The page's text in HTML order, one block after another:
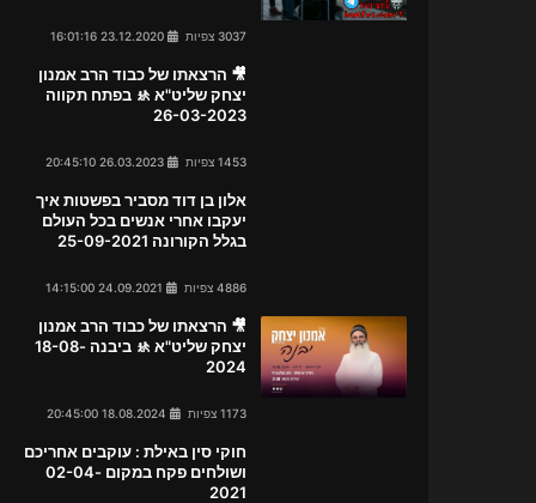
3037 צפיות
🎥 הרצאתו של כבוד הרב אמנון
יצחק שליט"א 🚸 בפתח תקווה
26-03-2023
1453 צפיות
אלון בן דוד מסביר בפשטות איך
יעקבו אחרי אנשים בכל העולם
בגלל הקורונה 25-09-2021
4886 צפיות
🎥 הרצאתו של כבוד הרב אמנון
יצחק שליט"א 🚸 ביבנה 18-08-
2024
1173 צפיות
חוקי סין באילת : עוקבים אחריכם
ושולחים פקח במקום 02-04-
2021